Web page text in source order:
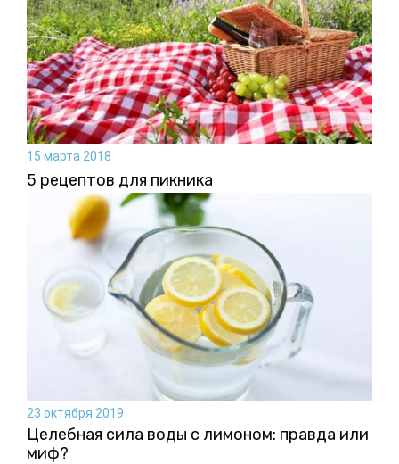
15 марта 2018
5 рецептов для пикника
23 октября 2019
Целебная сила воды с лимоном: правда или
миф?